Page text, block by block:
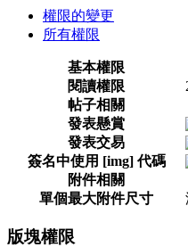
權限的變更
所有權限
基本權限
閱讀權限
帖子相關
發表懸賞
發表交易
簽名中使用 [img] 代碼
附件相關
單個最大附件尺寸
版塊權限